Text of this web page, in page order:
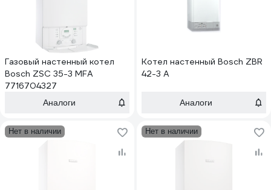
Газовый настенный котел
Bosch ZSC 35-3 MFA
7716704327
Аналоги
Котел настенный Bosch ZBR
42-3 A
Аналоги
Нет в наличии Нет в наличии